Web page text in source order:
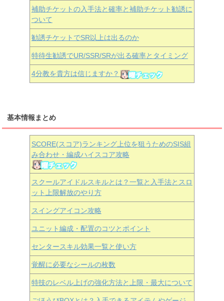
補助チケットの入手法と確率と補助チケット勧誘に
ついて
勧誘チケットでSR以上は出るのか
特待生勧誘でUR/SSR/SRが出る確率とタイミング
4分教を貴方は信じますか？
基本情報まとめ
SCORE(スコア)ランキング上位を狙うためのSIS組
み合わせ・編成ハイスコア攻略
スクールアイドルスキルとは？一覧と入手法とスロ
ット上限解放のやり方
スイングアイコン攻略
ユニット編成・配置のコツとポイント
センタースキル効果一覧と使い方
覚醒に必要なシールの枚数
特技のレベル上げの強化方法と上限・最大について